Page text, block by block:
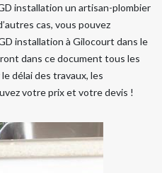
installation un artisan-plombier
cas, vous pouvez
installation à Gilocourt dans le
dans ce document tous les
délai des travaux, les
votre prix et votre devis !